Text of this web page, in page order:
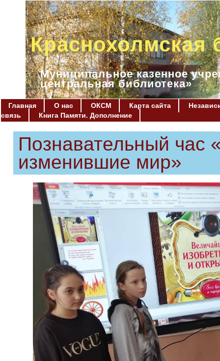
Краснохолмская
Муниципальное казенное
центральная библиотека»
Главная О нас ОКСМ Карта сайта
связь
Книга Памяти. Дополнение
Познавательный час
изменившие мир»